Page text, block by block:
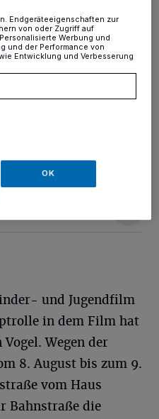
(2004), "Berlin
(2011) wird in Mettmann
Die Aufnahmen, bei
mitmachen
Theater an der
Minute Lesezeit
und Jugendfilm
in dem Film hat
Wegen der
8. August bis zum 9.
vom Haus
Bahnstraße die
Endgeräteeigenschaften zur
von oder Zugriff auf
Werbung und
und der Performance von
Entwicklung und Verbesserung
OK